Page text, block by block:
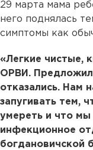
29 марта мама
него поднялась
симптомы как
«Легкие чистые,
ОРВИ.
отказались. Нам
запугивать тем,
умереть и что мы
инфекционное
богдановичской